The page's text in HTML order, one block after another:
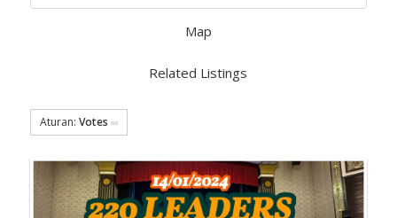
Map
Related Listings
Aturan: Votes